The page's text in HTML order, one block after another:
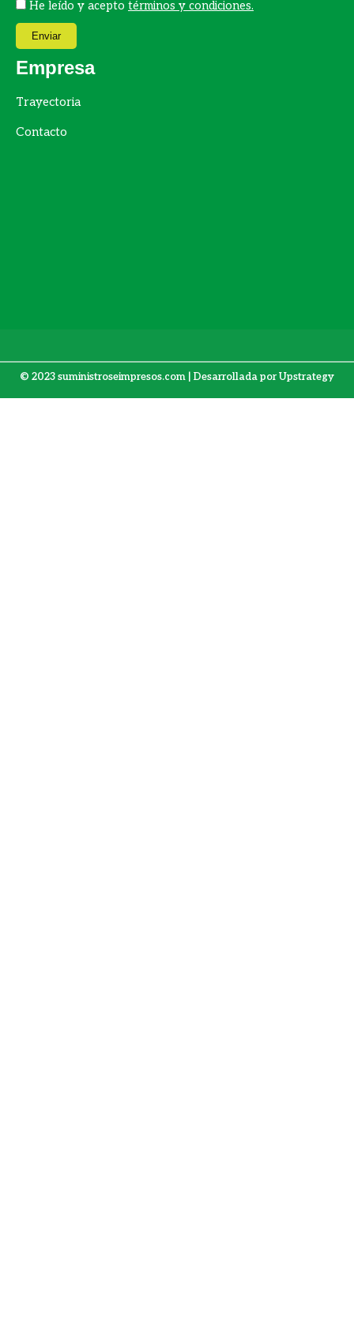
He leído y acepto términos y condiciones.
Enviar
Empresa
Trayectoria
Contacto
© 2023 suministroseimpresos.com | Desarrollada porUpstrategy